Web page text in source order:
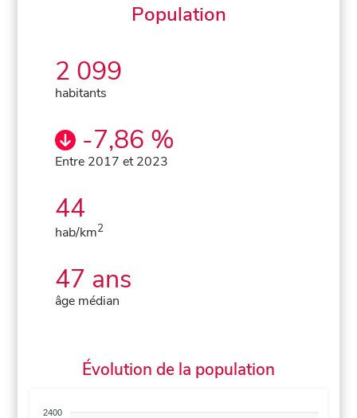
Population
2 099
habitants
-7,86 %
Entre 2017 et 2023
44
hab/km2
47 ans
âge médian
Évolution de la population
2400